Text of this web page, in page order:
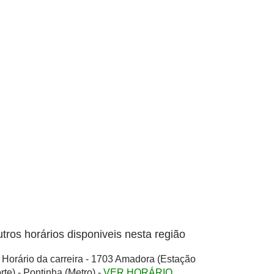
horários disponiveis nesta região
Horário da carreira - 1703 Amadora (Estação